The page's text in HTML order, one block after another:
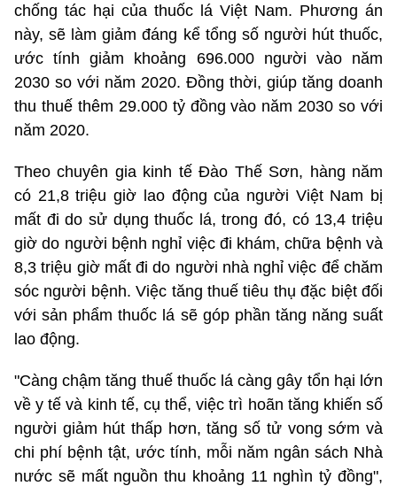
chống tác hại của thuốc lá Việt Nam. Phương án
này, sẽ làm giảm đáng kể tổng số người hút thuốc,
ước tính giảm khoảng 696.000 người vào năm
2030 so với năm 2020. Đồng thời, giúp tăng doanh
thu thuế thêm 29.000 tỷ đồng vào năm 2030 so với
năm 2020.
Theo chuyên gia kinh tế Đào Thế Sơn, hàng năm
có 21,8 triệu giờ lao động của người Việt Nam bị
mất đi do sử dụng thuốc lá, trong đó, có 13,4 triệu
giờ do người bệnh nghỉ việc đi khám, chữa bệnh và
8,3 triệu giờ mất đi do người nhà nghỉ việc để chăm
sóc người bệnh. Việc tăng thuế tiêu thụ đặc biệt đối
với sản phẩm thuốc lá sẽ góp phần tăng năng suất
lao động.
"Càng chậm tăng thuế thuốc lá càng gây tổn hại lớn
về y tế và kinh tế, cụ thể, việc trì hoãn tăng khiến số
người giảm hút thấp hơn, tăng số tử vong sớm và
chi phí bệnh tật, ước tính, mỗi năm ngân sách Nhà
nước sẽ mất nguồn thu khoảng 11 nghìn tỷ đồng",